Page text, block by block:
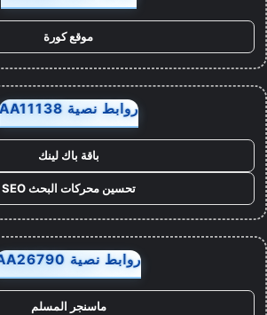
موقع كورة
روابط نصية AA11138
باقة باك لينك
تحسين محركات البحث SEO
روابط نصية AA26790
ماسنجر المسلم